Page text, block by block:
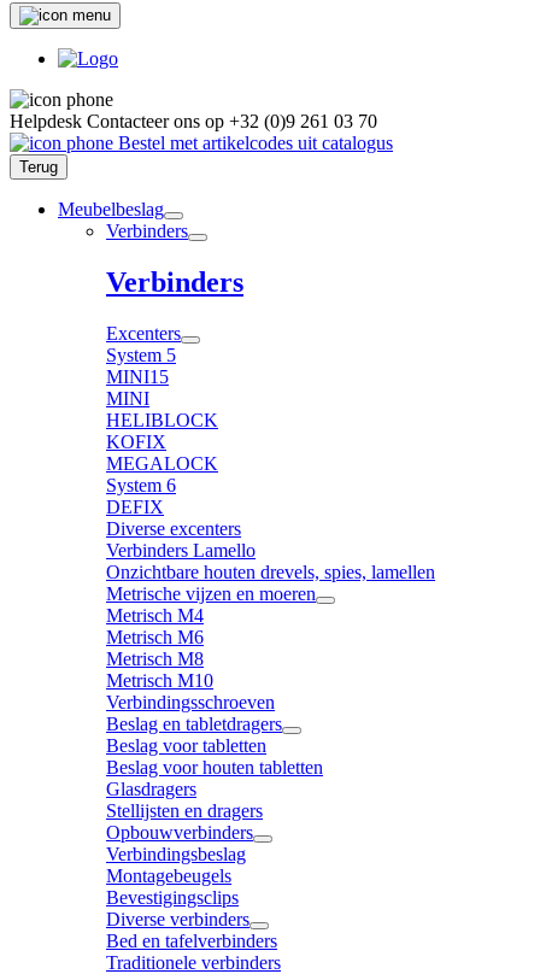
Helpdesk Contacteer ons op +32 (0)9 261 03 70
Bestel met artikelcodes uit catalogus
Terug
Meubelbeslag
Verbinders
Verbinders
Excenters
System 5
MINI15
MINI
HELIBLOCK
KOFIX
MEGALOCK
System 6
DEFIX
Diverse excenters
Verbinders Lamello
Onzichtbare houten drevels, spies, lamellen
Metrische vijzen en moeren
Metrisch M4
Metrisch M6
Metrisch M8
Metrisch M10
Verbindingsschroeven
Beslag en tabletdragers
Beslag voor tabletten
Beslag voor houten tabletten
Glasdragers
Stellijsten en dragers
Opbouwverbinders
Verbindingsbeslag
Montagebeugels
Bevestigingsclips
Diverse verbinders
Bed en tafelverbinders
Traditionele verbinders